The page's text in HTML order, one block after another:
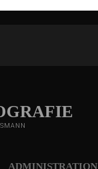
ADMINISTRATION